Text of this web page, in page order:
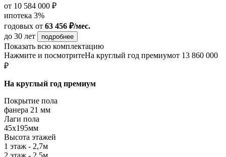
от 10 584 000 ₽
ипотека 3%
годовых от 63 456 ₽/мес.
до 30 лет
подробнее
Показать всю комплектацию
Нажмите и посмотритеНа круглый год премиумот 13 860 000
₽
На круглый год премиум
Покрытие пола
фанера 21 мм
Лаги пола
45х195мм
Высота этажей
1 этаж - 2,7м
2 этаж - 2,5м